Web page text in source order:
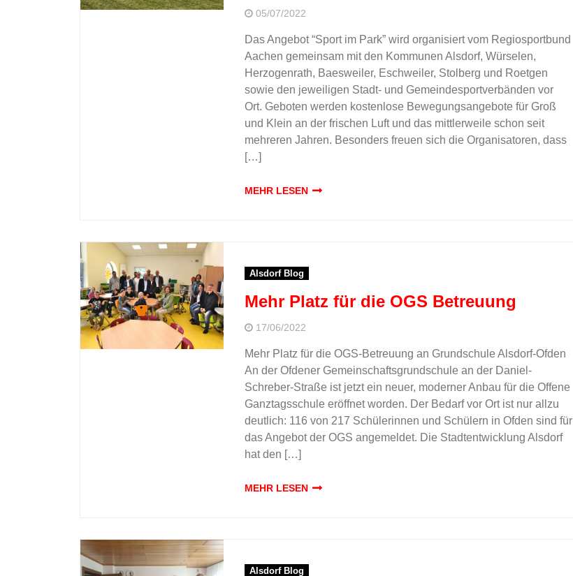
05/07/2022
Das Angebot “Sport im Park” wird organisiert vom Regiosportbund
Aachen gemeinsam mit den Kommunen Alsdorf, Würselen,
Herzogenrath, Baesweiler, Eschweiler, Stolberg und Roetgen
sowie den jeweiligen Stadt- und Gemeindesportverbänden vor
Ort. Geboten werden kostenlose Bewegungsangebote für Groß
und Klein an der frischen Luft und das mittlerweile schon seit
mehreren Jahren. Besonders freuen sich die Organisatoren, dass
[…]
MEHR LESEN
Alsdorf Blog
Mehr Platz für die OGS Betreuung
17/06/2022
Mehr Platz für die OGS-Betreuung an Grundschule Alsdorf-Ofden
An der Ofdener Gemeinschaftsgrundschule an der Daniel-
Schreber-Straße ist jetzt ein neuer, moderner Anbau für die Offene
Ganztagsschule eröffnet worden. Der Bedarf vor Ort ist nur allzu
deutlich: 116 von 217 Schülerinnen und Schülern in Ofden sind für
das Angebot der OGS angemeldet. Die Stadtentwicklung Alsdorf
hat den […]
MEHR LESEN
Alsdorf Blog